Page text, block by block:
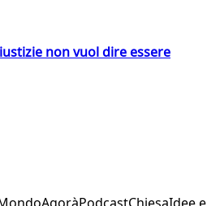
non vuol dire essere